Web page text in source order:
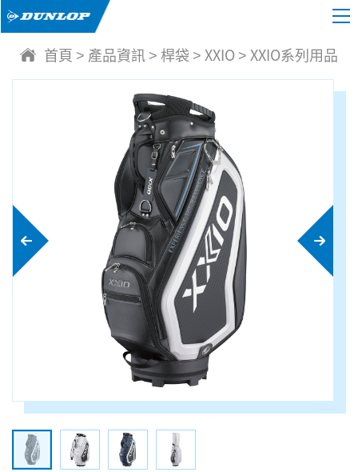
首頁 > 產品資訊 > 桿袋 > XXIO > XXIO系列用品